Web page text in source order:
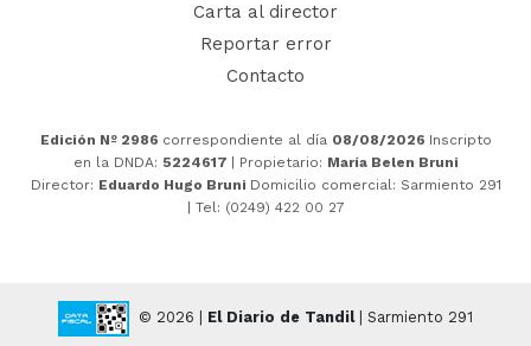
Carta al director
Reportar error
Contacto
Edición Nº 2986 correspondiente al día 08/08/2026 Inscripto
en la DNDA: 5224617 | Propietario: María Belen Bruni
Director: Eduardo Hugo Bruni Domicilio comercial: Sarmiento 291
| Tel: (0249) 422 00 27
© 2026 | El Diario de Tandil| Sarmiento 291